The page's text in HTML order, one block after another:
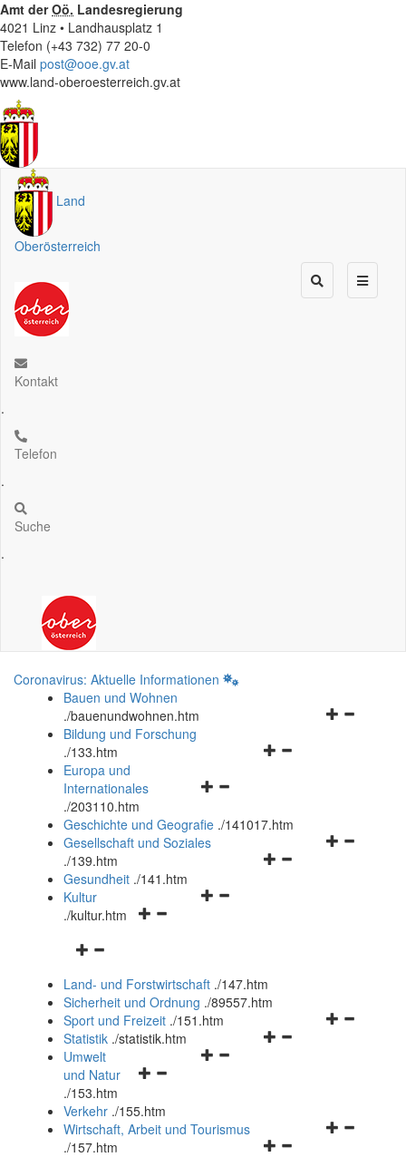
Amt derOö. Landesregierung
4021 Linz • Landhausplatz 1
Telefon (+43 732) 77 20-0
E-Mail post@ooe.gv.at
www.land-oberoesterreich.gv.at
Land
Oberösterreich
Kontakt
.
Telefon
.
Suche
.
Coronavirus: Aktuelle Informationen
Bauen und Wohnen
./bauenundwohnen.htm
Navigationsmenü
Bildung und Forschung
./133.htm
Navigationsmenü
und
schließen
Europa und
Internationales
./203110.htm
Geschichte und Geografie ./141017.htm
Navigationsmenü
Gesellschaft und Soziales
./139.htm
Navigationsmenü
Gesundheit ./141.htm
Navigationsmenü
Kultur
./kultur.htm
Navigationsmenü
und
schließen
Land- und Forstwirtschaft ./147.htm
Sicherheit und Ordnung ./89557.htm
Navigationsmenü
Sport und Freizeit ./151.htm
Navigationsmenü
Statistik ./statistik.htm
Navigationsmenü
und
schließen
Umwelt
und Natur
./153.htm
Verkehr ./155.htm
Navigationsmenü
Wirtschaft, Arbeit und Tourismus
./157.htm